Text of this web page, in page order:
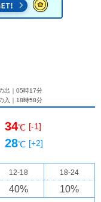
出｜ 05時17分
入｜ 18時58分
34℃ [-1]
28℃ [+2]
12-18 18-24
40% 10%